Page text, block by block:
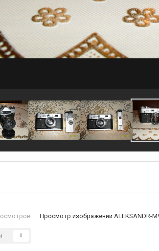
Просмотр изображений ALEKSANDR-
0